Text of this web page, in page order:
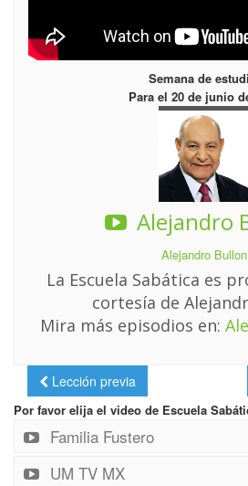
Semana de
Para el 20 de junio
Alejandro
Alejandro Bullon
La Escuela Sabática es
cortesía de
Mira más episodios en:
Lección previa
Por favor elija el video de Escuela
Familia Fustero
UM TV MX